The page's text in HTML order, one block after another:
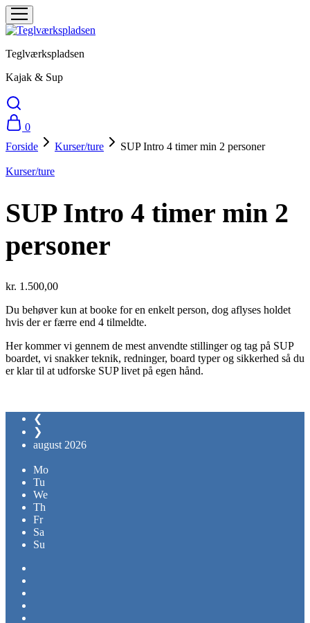
Teglværkspladsen
Kajak & Sup
0
Forside
Kurser/ture SUP Intro 4 timer min 2 personer
Kurser/ture
SUP Intro 4 timer min 2
personer
kr. 1.500,00
Du behøver kun at booke for en enkelt person, dog aflyses holdet
hvis der er færre end 4 tilmeldte.
Her kommer vi gennem de mest anvendte stillinger og tag på SUP
boardet, vi snakker teknik, redninger, board typer og sikkerhed så du
er klar til at udforske SUP livet på egen hånd.
❮
❯
august 2026
Mo
Tu
We
Th
Fr
Sa
Su